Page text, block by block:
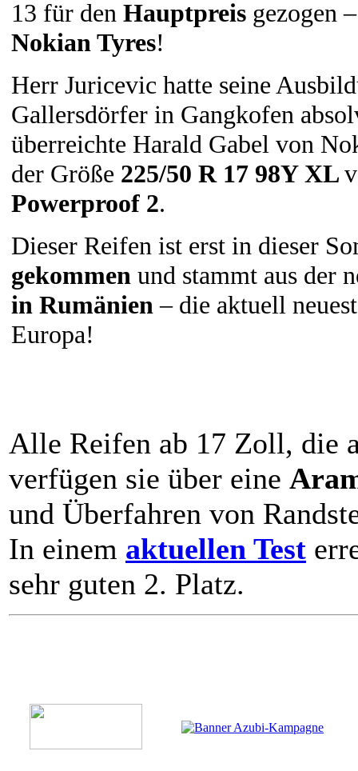
13 für den Hauptpreis gezogen
Nokian Tyres!
Herr Juricevic hatte seine
Gallersdörfer in Gangkofen
überreichte Harald Gabel von
der Größe 225/50 R 17 98Y XL
Powerproof 2.
Dieser Reifen ist erst in dieser
gekommen und stammt aus der
in Rumänien – die aktuell
Europa!
Alle Reifen ab 17 Zoll, die
verfügen sie über eine
und Überfahren von
In einem aktuellen Test
sehr guten 2. Platz.